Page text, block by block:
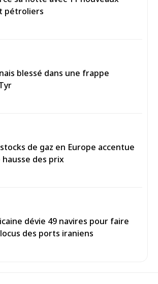
pétroliers
blessé dans une frappe
de gaz en Europe accentue
des prix
dévie 49 navires pour faire
des ports iraniens